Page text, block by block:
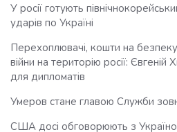
У росії готують
ударів по Україні
Перехоплювачі, кошти на
війни на територію росії:
для дипломатів
Умеров стане главою Служби
США досі обговорюють з